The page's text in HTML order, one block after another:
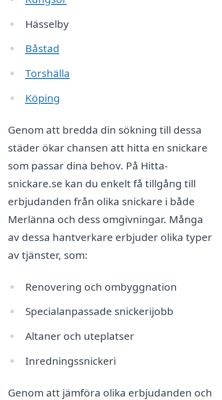
Hässelby
Båstad
Torshälla
Köping
Genom att bredda din sökning till dessa
städer ökar chansen att hitta en snickare
som passar dina behov. På Hitta-
snickare.se kan du enkelt få tillgång till
erbjudanden från olika snickare i både
Merlänna och dess omgivningar. Många
av dessa hantverkare erbjuder olika typer
av tjänster, som:
Renovering och ombyggnation
Specialanpassade snickerijobb
Altaner och uteplatser
Inredningssnickeri
Genom att jämföra olika erbjudanden och